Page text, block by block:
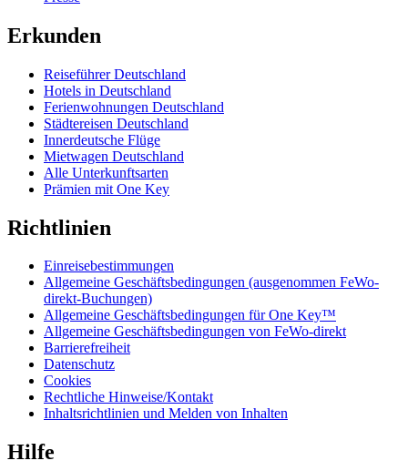
Erkunden
Reiseführer Deutschland
Hotels in Deutschland
Ferienwohnungen Deutschland
Städtereisen Deutschland
Innerdeutsche Flüge
Mietwagen Deutschland
Alle Unterkunftsarten
Prämien mit One Key
Richtlinien
Einreisebestimmungen
Allgemeine Geschäftsbedingungen (ausgenommen FeWo-
direkt-Buchungen)
Allgemeine Geschäftsbedingungen für One Key™
Allgemeine Geschäftsbedingungen von FeWo-direkt
Barrierefreiheit
Datenschutz
Cookies
Rechtliche Hinweise/Kontakt
Inhaltsrichtlinien und Melden von Inhalten
Hilfe